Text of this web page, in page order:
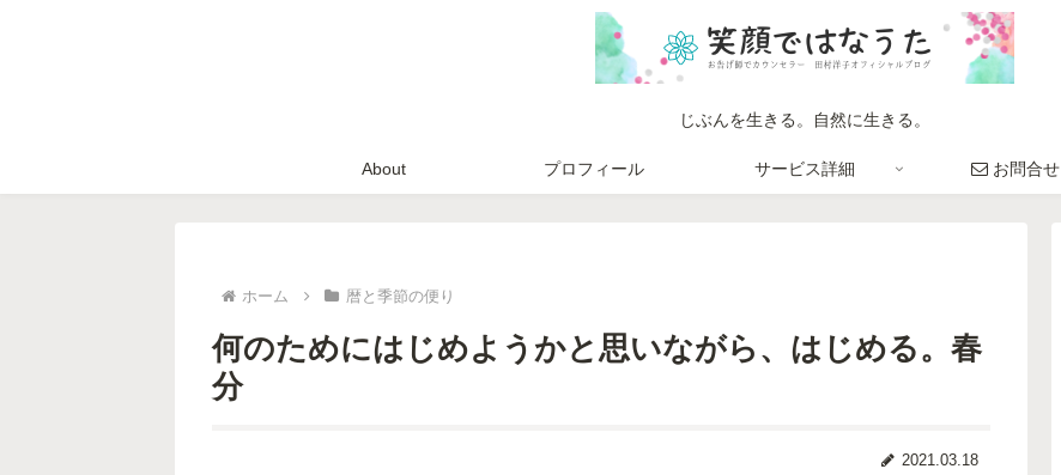
じぶんを生きる。自然に生きる。
About プロフィール サービス詳細 お問合せ
ホーム 暦と季節の便り
何のためにはじめようかと思いながら、はじめる。春
分
2021.03.18